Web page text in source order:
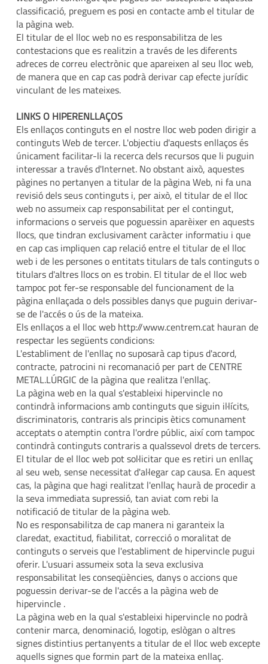
classificació, preguem es posi en contacte amb el titular de
la pàgina web.
El titular de el lloc web no es responsabilitza de les
contestacions que es realitzin a través de les diferents
adreces de correu electrònic que apareixen al seu lloc web,
de manera que en cap cas podrà derivar cap efecte jurídic
vinculant de les mateixes.
LINKS O HIPERENLLAÇOS
Els enllaços continguts en el nostre lloc web poden dirigir a
continguts Web de tercer. L'objectiu d'aquests enllaços és
únicament facilitar-li la recerca dels recursos que li puguin
interessar a través d'Internet. No obstant això, aquestes
pàgines no pertanyen a titular de la pàgina Web, ni fa una
revisió dels seus continguts i, per això, el titular de el lloc
web no assumeix cap responsabilitat per el contingut,
informacions o serveis que poguessin aparèixer en aquests
llocs, que tindran exclusivament caràcter informatiu i que
en cap cas impliquen cap relació entre el titular de el lloc
web i de les persones o entitats titulars de tals continguts o
titulars d'altres llocs on es trobin. El titular de el lloc web
tampoc pot fer-se responsable del funcionament de la
pàgina enllaçada o dels possibles danys que puguin derivar-
se de l'accés o ús de la mateixa.
Els enllaços a el lloc web http://www.centrem.cat hauran de
respectar les següents condicions:
L'establiment de l'enllaç no suposarà cap tipus d'acord,
contracte, patrocini ni recomanació per part de CENTRE
METAL.LÚRGIC de la pàgina que realitza l'enllaç.
La pàgina web en la qual s'estableixi hipervincle no
contindrà informacions amb continguts que siguin il·lícits,
discriminatoris, contraris als principis ètics comunament
acceptats o atemptin contra l'ordre públic, així com tampoc
contindrà continguts contraris a qualssevol drets de tercers.
El titular de el lloc web pot sol·licitar que es retiri un enllaç
al seu web, sense necessitat d'al·legar cap causa. En aquest
cas, la pàgina que hagi realitzat l'enllaç haurà de procedir a
la seva immediata supressió, tan aviat com rebi la
notificació de titular de la pàgina web.
No es responsabilitza de cap manera ni garanteix la
claredat, exactitud, fiabilitat, correcció o moralitat de
continguts o serveis que l'establiment de hipervincle pugui
oferir. L'usuari assumeix sota la seva exclusiva
responsabilitat les conseqüències, danys o accions que
poguessin derivar-se de l'accés a la pàgina web de
hipervincle .
La pàgina web en la qual s'estableixi hipervincle no podrà
contenir marca, denominació, logotip, eslògan o altres
signes distintius pertanyents a titular de el lloc web excepte
aquells signes que formin part de la mateixa enllaç.